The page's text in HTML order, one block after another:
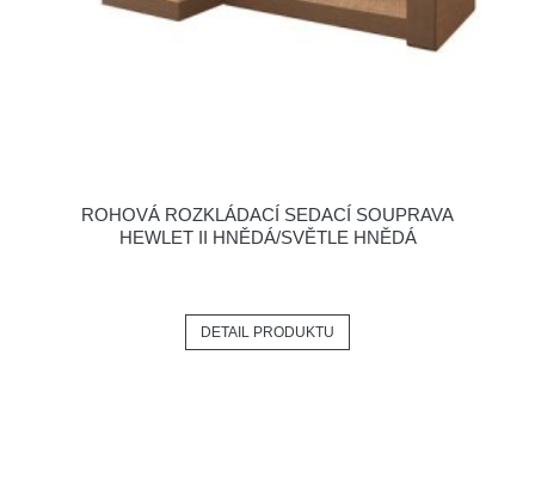
ROHOVÁ ROZKLÁDACÍ SEDACÍ SOUPRAVA
HEWLET II HNĚDÁ/SVĚTLE HNĚDÁ
DETAIL PRODUKTU